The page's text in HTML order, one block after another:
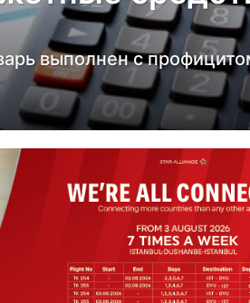
выполнен с